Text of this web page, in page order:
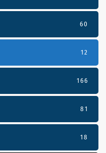
60
12
166
81
18